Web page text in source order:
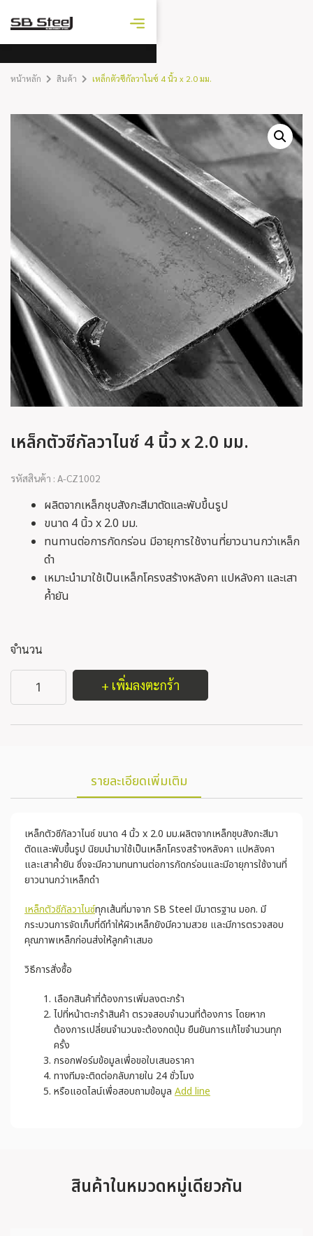
ราคาเหล็ก
หน้าหลัก สินค้า เหล็กตัวซีกัลวาไนซ์ 4 นิ้ว x 2.0 มม.
เหล็กตัวซีกัลวาไนซ์ 4 นิ้ว x 2.0 มม.
รหัสสินค้า : A-CZ1002
ผลิตจากเหล็กชุบสังกะสีมาตัดและพับขึ้นรูป
ขนาด 4 นิ้ว x 2.0 มม.
ทนทานต่อการกัดกร่อน มีอายุการใช้งานที่ยาวนานกว่าเหล็ก
ดำ
เหมาะนำมาใช้เป็นเหล็กโครงสร้างหลังคา แปหลังคา และเสา
ค้ำยัน
จำนวน
+ เพิ่มลงตะกร้า
รายละเอียดเพิ่มเติม
เหล็กตัวซีกัลวาไนซ์ ขนาด 4 นิ้ว x 2.0 มม.ผลิตจากเหล็กชุบสังกะสีมา
ตัดและพับขึ้นรูป นิยมนำมาใช้เป็นเหล็กโครงสร้างหลังคา แปหลังคา
และเสาค้ำยัน ซึ่งจะมีความทนทานต่อการกัดกร่อนและมีอายุการใช้งานที่
ยาวนานกว่าเหล็กดำ
เหล็กตัวซีกัลวาไนซ์ทุกเส้นที่มาจาก SB Steel มีมาตรฐาน มอก. มี
กระบวนการจัดเก็บที่ดีทำให้ผิวเหล็กยังมีความสวย และมีการตรวจสอบ
คุณภาพเหล็กก่อนส่งให้ลูกค้าเสมอ
วิธีการสั่งซื้อ
เลือกสินค้าที่ต้องการเพิ่มลงตะกร้า
ไปที่หน้าตะกร้าสินค้า ตรวจสอบจำนวนที่ต้องการ โดยหาก
ต้องการเปลี่ยนจำนวนจะต้องกดปุ่ม ยืนยันการแก้ไขจำนวนทุก
ครั้ง
กรอกฟอร์มข้อมูลเพื่อขอใบเสนอราคา
ทางทีมจะติดต่อกลับภายใน 24 ชั่วโมง
หรือแอดไลน์เพื่อสอบถามข้อมูล Add line
สินค้าในหมวดหมู่เดียวกัน